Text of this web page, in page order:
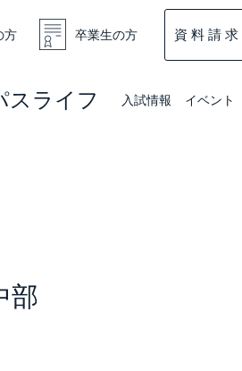
方 卒業生の方 資 料 請 求
スライフ 入試情報 イベント
部